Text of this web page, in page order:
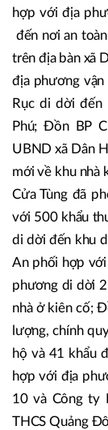
hợp với địa
đến nơi an
trên địa bàn xã
địa phương
Rục di dời đến
Phú; Đồn BP
UBND xã Dân
mới về khu nhà
Cửa Tùng đã
với 500 khẩu
di dời đến khu
An phối hợp với
phương di dời
nhà ở kiên cố;
lượng, chính
hộ và 41 khẩu
hợp với địa
10 và Công ty
THCS Quảng